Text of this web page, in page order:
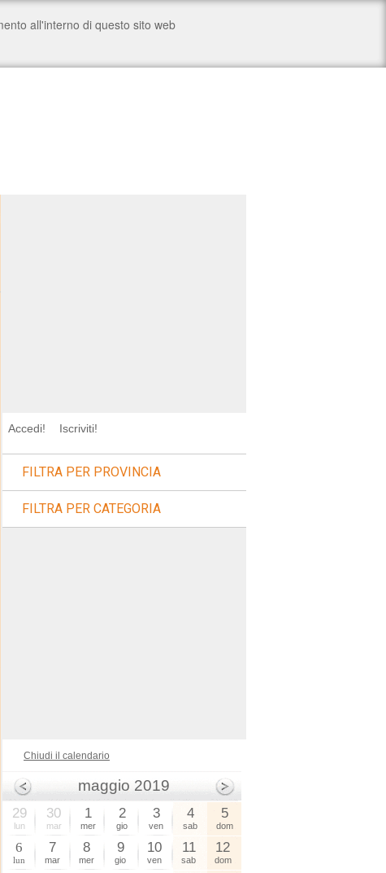
Accedi! Iscriviti!
FILTRA PER PROVINCIA
FILTRA PER CATEGORIA
Chiudi il calendario
maggio 2019
29
lun
30
mar
1
mer
2
gio
3
ven
4
sab
5
dom
6
lun
7
mar
8
mer
9
gio
10
ven
11
sab
12
dom